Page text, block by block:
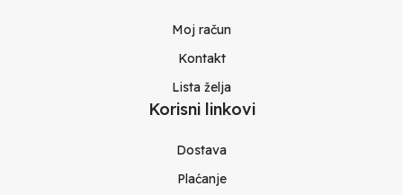
Moj račun
Kontakt
Lista želja
Korisni linkovi
Dostava
Plaćanje